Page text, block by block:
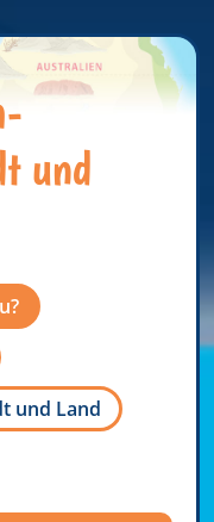
und
und Land